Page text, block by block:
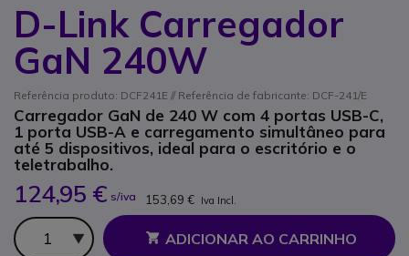
D-Link Carregador
GaN 240W
Referência produto: DCF241E // Referência de fabricante: DCF-241/E
Carregador GaN de 240 W com 4 portas USB-C,
1 porta USB-A e carregamento simultâneo para
até 5 dispositivos, ideal para o escritório e o
teletrabalho.
124,95 € s/iva 153,69 € Iva Incl.
Qtd
ADICIONAR AO CARRINHO
Saltar para o início da Galeria de imagens